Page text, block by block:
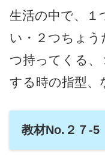
生活の中で、１
い・２つちょう
つ持ってくる、
する時の指型、
教材No.２７-